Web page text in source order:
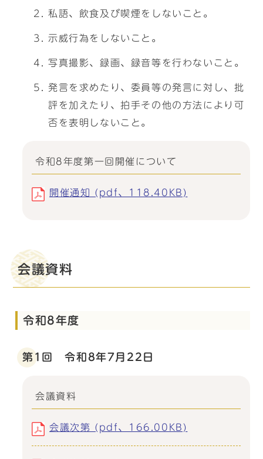
私語、飲食及び喫煙をしないこと。
示威行為をしないこと。
写真撮影、録画、録音等を行わないこと。
発言を求めたり、委員等の発言に対し、批
評を加えたり、拍手その他の方法により可
否を表明しないこと。
令和8年度第一回開催について
開催通知 (pdf、118.40KB)
会議資料
令和8年度
第1回 令和8年7月22日
会議資料
会議次第 (pdf、166.00KB)